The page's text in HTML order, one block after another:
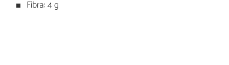
Fibra: 4 g